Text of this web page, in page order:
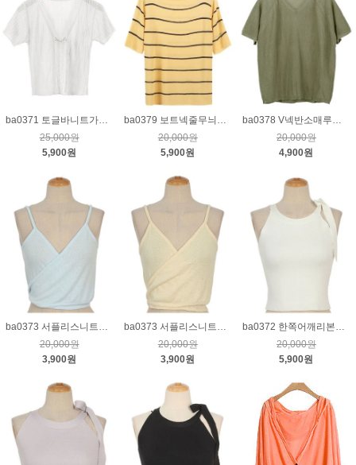
ba0371 토글바니트가디건_크림
25,000원
5,900원
ba0379 보트넥줄무늬니트_옐로우
20,000원
5,900원
ba0378 V넥반소매루즈핏니트_카키
20,000원
4,900원
ba0373 서플리스니트뷔스티에_연블루
20,000원
3,900원
ba0373 서플리스니트뷔스티에_연노랑
20,000원
3,900원
ba0372 한쪽어깨리본묶음민소매니트_크림
20,000원
5,900원